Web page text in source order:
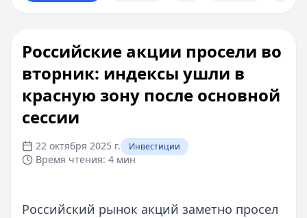
Российские акции просели во
вторник: индексы ушли в
красную зону после основной
сессии
22 октября 2025 г. Инвестиции
Время чтения: 4 мин
Российский рынок акций заметно просел